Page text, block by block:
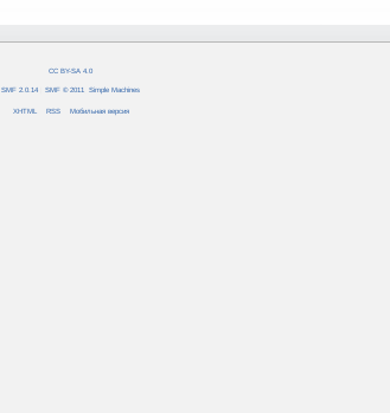
CC BY-SA 4.0
SMF 2.0.14 SMF © 2011 Simple Machines
XHTML RSS Мобильная версия